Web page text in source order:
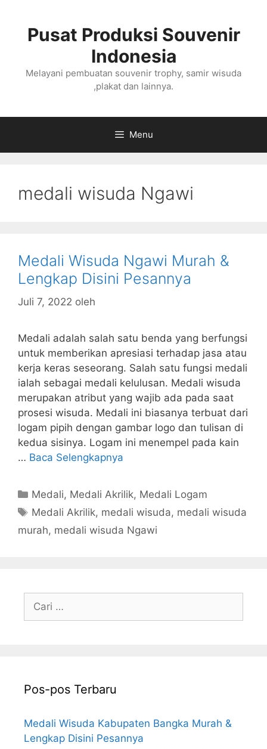
Pusat Produksi Souvenir
Indonesia
Melayani pembuatan souvenir trophy, samir wisuda
,plakat dan lainnya.
Menu
medali wisuda Ngawi
Medali Wisuda Ngawi Murah &
Lengkap Disini Pesannya
Juli 7, 2022 oleh
Medali adalah salah satu benda yang berfungsi
untuk memberikan apresiasi terhadap jasa atau
kerja keras seseorang. Salah satu fungsi medali
ialah sebagai medali kelulusan. Medali wisuda
merupakan atribut yang wajib ada pada saat
prosesi wisuda. Medali ini biasanya terbuat dari
logam pipih dengan gambar logo dan tulisan di
kedua sisinya. Logam ini menempel pada kain
… Baca Selengkapnya
Kategori
Medali, Medali Akrilik, Medali Logam
Tag
Medali Akrilik, medali wisuda, medali wisuda
murah, medali wisuda Ngawi
untuk:
Pos-pos Terbaru
Medali Wisuda Kabupaten Bangka Murah &
Lengkap Disini Pesannya